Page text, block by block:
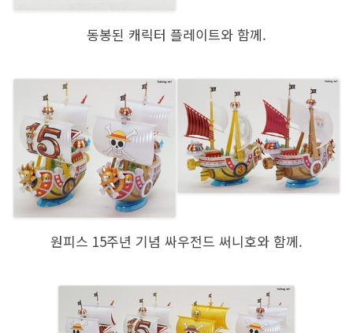
동봉된 캐릭터 플레이트와 함께.
원피스 15주년 기념 싸우전드 써니호와 함께.